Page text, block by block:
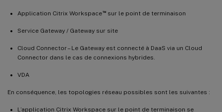
Application Citrix Workspace™sur le point de terminaison
Service Gateway / Gateway sur site
Cloud Connector – Le Gateway est connecté à DaaS via un Cloud
Connector dans le cas de connexions hybrides.
VDA
En conséquence, les topologies réseau possibles sont les suivantes :
L’application Citrix Workspace sur le point de terminaison se